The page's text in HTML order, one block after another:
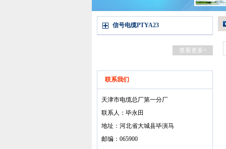
信号电缆PTYA23
查看更多+
联系我们
天津市电缆总厂第一分厂
联系人：毕永田
地址：河北省大城县毕演马
邮编：065900